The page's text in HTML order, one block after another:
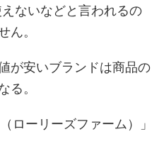
ないなどと言われるの
ん。
が安いブランドは商品の
る。
ローリーズファーム）」